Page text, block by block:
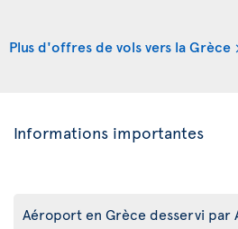
Plus d'offres de vols vers la Grèce
Informations importantes
Aéroport en Grèce desservi par